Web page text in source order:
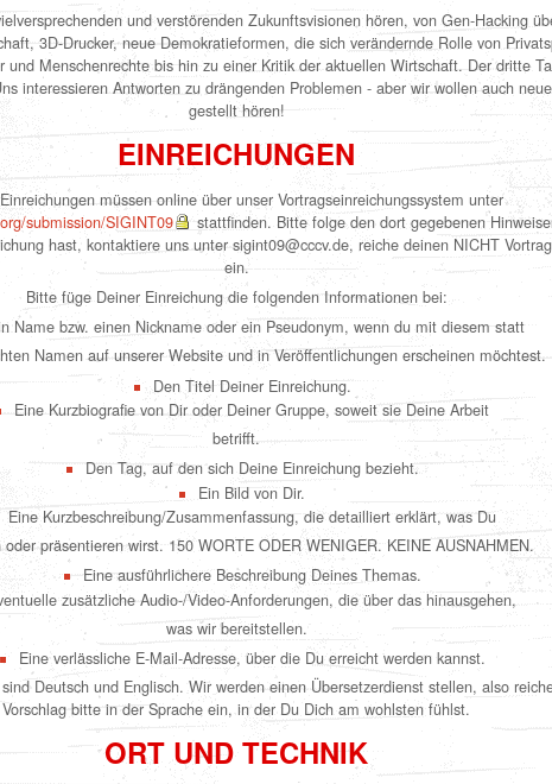
und verstörenden Zukunftsvisionen hören, von Gen-Hacking
3D-Drucker, neue Demokratieformen, die sich verändernde Rolle von
und Menschenrechte bis hin zu einer Kritik der aktuellen Wirtschaft. Der dritte
interessieren Antworten zu drängenden Problemen - aber wir wollen auch
gestellt hören!
EINREICHUNGEN
müssen online über unser Vortragseinreichungssystem unter
submission/SIGINT09
stattfinden. Bitte folge den dort gegebenen
hast, kontaktiere uns unter sigint09@cccv.de, reiche deinen NICHT
ein.
Bitte füge Deiner Einreichung die folgenden Informationen bei:
Name bzw. einen Nickname oder ein Pseudonym, wenn du mit diesem statt
Namen auf unserer Website und in Veröffentlichungen erscheinen möchtest.
Den Titel Deiner Einreichung.
Eine Kurzbiografie von Dir oder Deiner Gruppe, soweit sie Deine Arbeit
betrifft.
Den Tag, auf den sich Deine Einreichung bezieht.
Ein Bild von Dir.
Eine Kurzbeschreibung/Zusammenfassung, die detailliert erklärt, was Du
oder präsentieren wirst. 150 WORTE ODER WENIGER. KEINE AUSNAHMEN.
Eine ausführlichere Beschreibung Deines Themas.
zusätzliche Audio-/Video-Anforderungen, die über das hinausgehen,
was wir bereitstellen.
Eine verlässliche E-Mail-Adresse, über die Du erreicht werden kannst.
Deutsch und Englisch. Wir werden einen Übersetzerdienst stellen, also
Vorschlag bitte in der Sprache ein, in der Du Dich am wohlsten fühlst.
ORT UND TECHNIK